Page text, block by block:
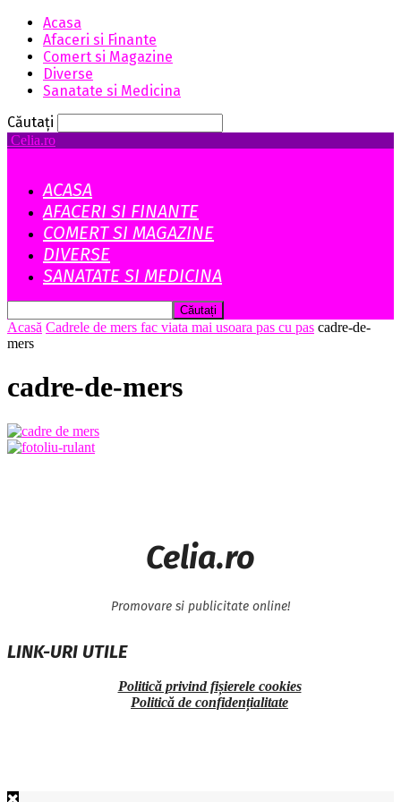
Acasa
Afaceri si Finante
Comert si Magazine
Diverse
Sanatate si Medicina
Căutați
Celia.ro
ACASA
AFACERI SI FINANTE
COMERT SI MAGAZINE
DIVERSE
SANATATE SI MEDICINA
Acasă Cadrele de mers fac viata mai usoara pas cu pas cadre-de-
mers
cadre-de-mers
Celia.ro
Promovare si publicitate online!
LINK-URI UTILE
Politică privind fișierele cookies
Politică de confidențialitate